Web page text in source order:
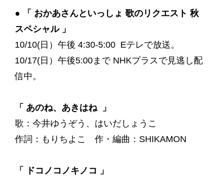
●
「 おかあさんといっしょ 歌のリクエスト 秋
スペシャル 」
10/10(日）午後 4:30-5:00 Eテレで放送。
10/17(日）午後5:00まで NHKプラスで見逃し配
信中。
「 あのね、あきはね 」
歌：今井ゆうぞう、はいだしょうこ
作詞：もりちよこ 作・編曲：SHIKAMON
「 ドコノコノキノコ 」